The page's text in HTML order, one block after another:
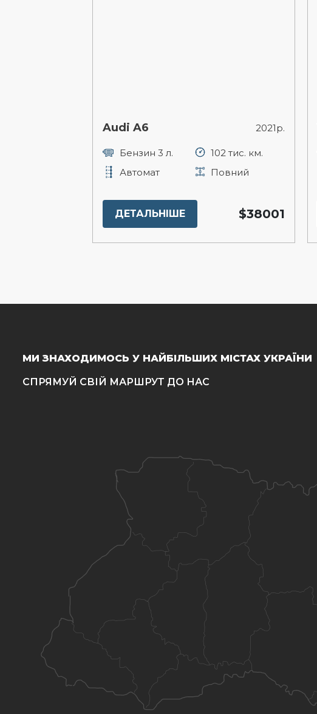
Audi A6 2021р.
Бензин 3 л.
102 тис. км.
Автомат
Повний
ДЕТАЛЬНІШЕ $38001
МИ ЗНАХОДИМОСЬ У НАЙБІЛЬШИХ МІСТАХ УКРАЇНИ
СПРЯМУЙ СВІЙ МАРШРУТ ДО НАС